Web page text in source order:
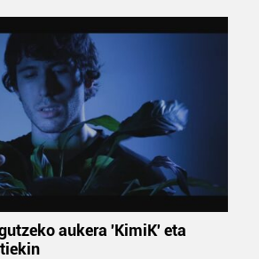
aukera 'KimiK' eta